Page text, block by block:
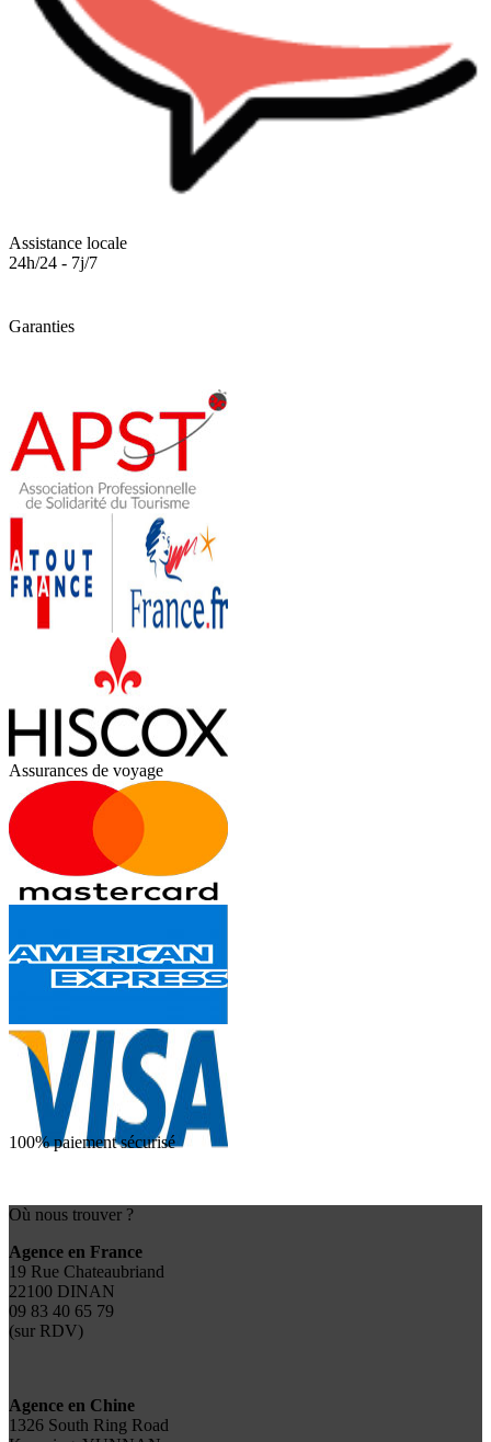
Assistance locale
24h/24 - 7j/7
Garanties
Assurances de voyage
100% paiement sécurisé
Où nous trouver ?
Agence en France
19 Rue Chateaubriand
22100 DINAN
09 83 40 65 79
(sur RDV)
Agence en Chine
1326 South Ring Road